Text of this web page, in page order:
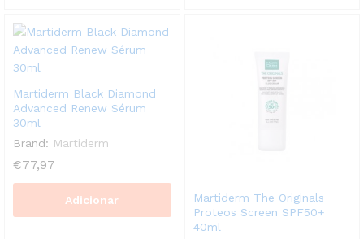
Martiderm Black Diamond
Advanced Renew Sérum
30ml
Brand: Martiderm
€77,97
Adicionar
Martiderm The Originals
Proteos Screen SPF50+
40ml